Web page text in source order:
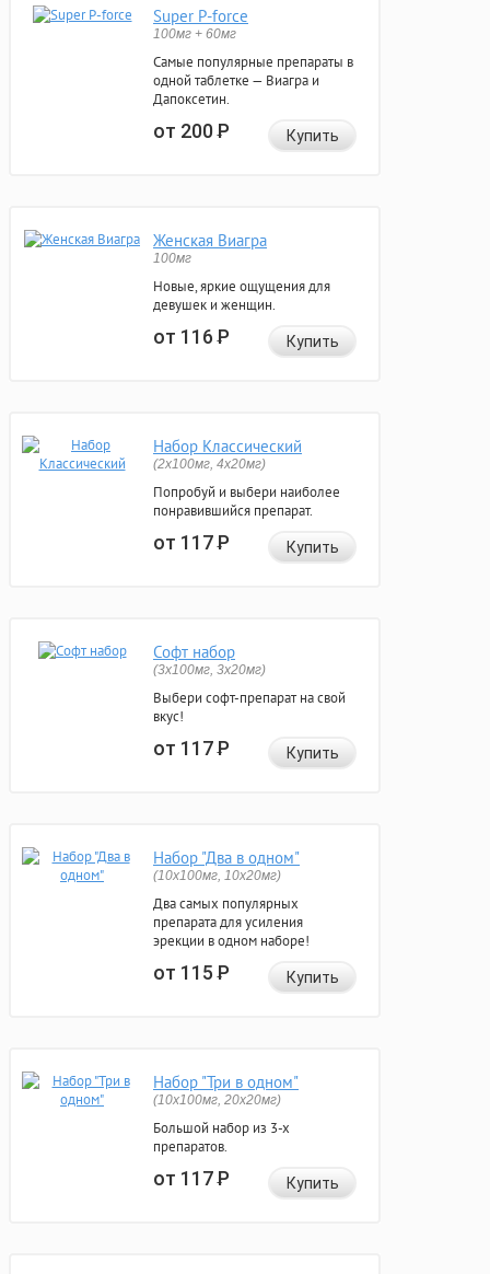
Super P-force
100мг + 60мг
Самые популярные препараты в
одной таблетке — Виагра и
Дапоксетин.
от 200Р Купить
Женская Виагра
100мг
Новые, яркие ощущения для
девушек и женщин.
от 116Р Купить
Набор Классический
(2x100мг, 4x20мг)
Попробуй и выбери наиболее
понравившийся препарат.
от 117Р Купить
Софт набор
(3x100мг, 3x20мг)
Выбери софт-препарат на свой
вкус!
от 117Р Купить
Набор "Два в одном"
(10x100мг, 10x20мг)
Два самых популярных
препарата для усиления
эрекции в одном наборе!
от 115Р Купить
Набор "Три в одном"
(10x100мг, 20x20мг)
Большой набор из 3-х
препаратов.
от 117Р Купить